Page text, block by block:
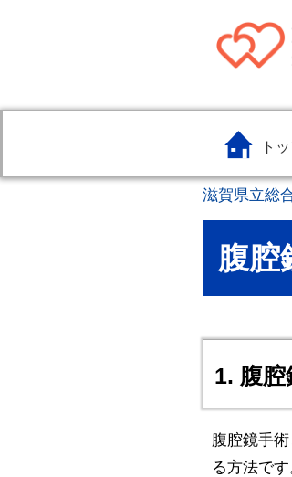
ト
滋賀県立総
腹腔
1. 腹腔
腹腔鏡手
る方法で